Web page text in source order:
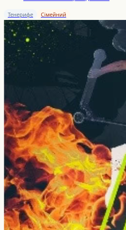
Тенерифе Сімейний